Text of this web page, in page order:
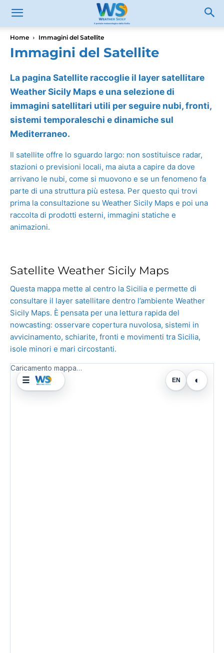
Home Immagini del Satellite
Immagini del Satellite
La pagina Satellite raccoglie il layer satellitare
Weather Sicily Maps e una selezione di
immagini satellitari utili per seguire nubi, fronti,
sistemi temporaleschi e dinamiche sul
Mediterraneo.
Il satellite offre lo sguardo largo: non sostituisce radar,
stazioni o previsioni locali, ma aiuta a capire da dove
arrivano le nubi, come si muovono e se un fenomeno fa
parte di una struttura più estesa. Per questo qui trovi
prima la consultazione su Weather Sicily Maps e poi una
raccolta di prodotti esterni, immagini statiche e
animazioni.
Satellite Weather Sicily Maps
Questa mappa mette al centro la Sicilia e permette di
consultare il layer satellitare dentro l’ambiente Weather
Sicily Maps. È pensata per una lettura rapida del
nowcasting: osservare copertura nuvolosa, sistemi in
avvicinamento, schiarite, fronti e movimenti tra Sicilia,
isole minori e mari circostanti.